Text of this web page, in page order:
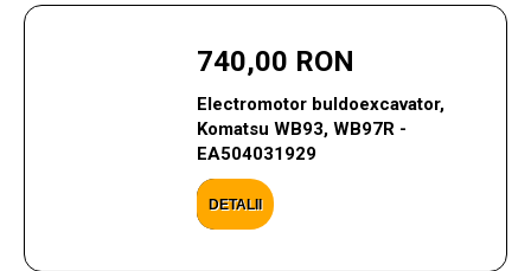
740,00 RON
Electromotor buldoexcavator,
Komatsu WB93, WB97R -
EA504031929
DETALII